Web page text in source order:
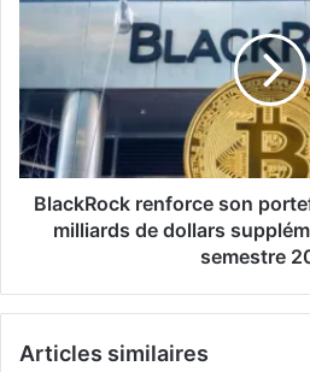
BlackRock renforce son
milliards de dollars
semestre
Articles similaires